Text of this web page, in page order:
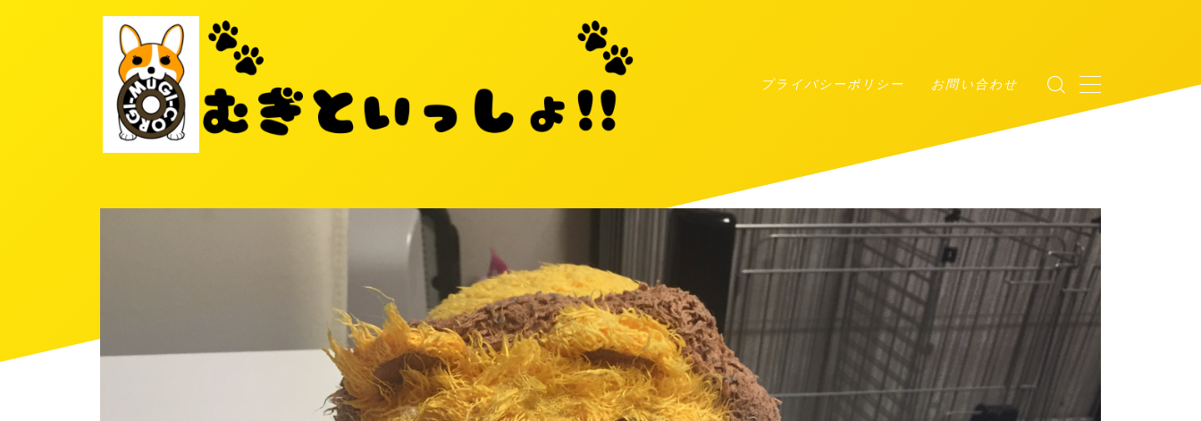
プライバシーポリシー お問い合わせ
MENU